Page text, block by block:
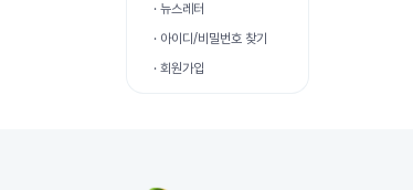
· 뉴스레터
· 아이디/비밀번호 찾기
· 회원가입